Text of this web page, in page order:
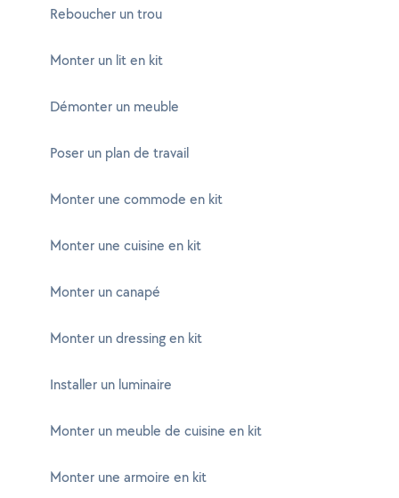
Reboucher un trou
Monter un lit en kit
Démonter un meuble
Poser un plan de travail
Monter une commode en kit
Monter une cuisine en kit
Monter un canapé
Monter un dressing en kit
Installer un luminaire
Monter un meuble de cuisine en kit
Monter une armoire en kit